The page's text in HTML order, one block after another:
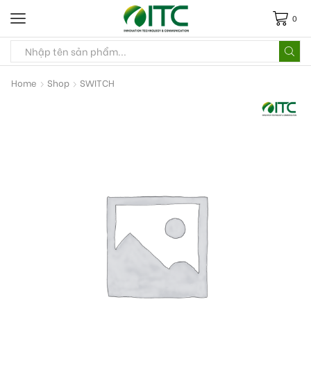
0
Home Shop SWITCH